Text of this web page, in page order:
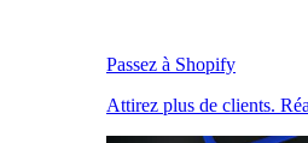
Passez à Shopify
Attirez plus de clients.